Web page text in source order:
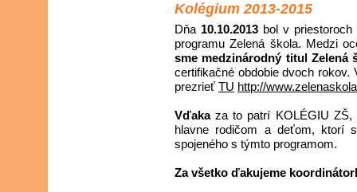
Kolégium 2013-2015
Dňa 10.10.2013 bol v
programu Zelená škola. Medzi
sme medzinárodný titul Zelená
certifikačné obdobie dvoch
prezrieť TU http://
Vďakaza to patrí KOLÉGIU ZŠ,
hlavne rodičom a deťom, ktorí
spojeného s týmto programom.
Za všetko ďakujeme